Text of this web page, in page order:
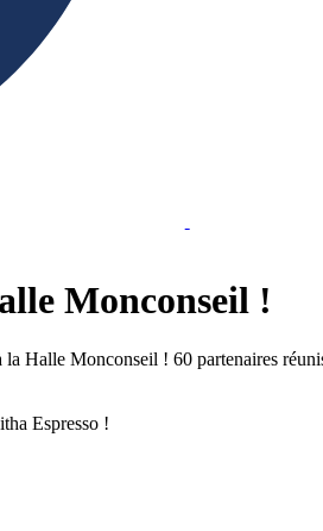
Monconseil !
Halle Monconseil ! 60 partenaires
Espresso !